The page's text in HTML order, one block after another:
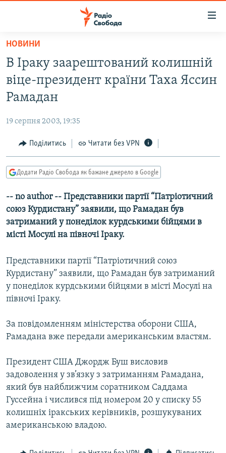
Перейти
основного
матеріалу
Перейти
до
основної
навігації
Перейти
до
пошуку
ВСЕ ЗА ДОБУ
СТАТТІ
ЕКОНОМІКА
СУСПІЛЬСТВО
УКРАЇНА
СВІТ
РОСІЙСЬКА «ФІЛЬТРАЦІЯ»
ДОНБАС.РЕАЛІЇ
ТИ ЯК?
СХЕМИ
КИТАЙ.ВИКЛИКИ
МУЛЬТИМЕДІА
СПЕЦПРОЄКТИ
ПОДКАСТИ
РУС
КТАТ
ДОЛУЧАЙСЯ!
НОВИНИ
В Іраку заарештований колишній
віце-президент країни Таха Яссин
Рамадан
19 серпня 2003, 19:35
Поділитись Читати без VPN
Додати Радіо Свобода як бажане джерело в Google
-- no author -- Представники партії “Патріотичний
союз Курдистану” заявили, що Рамадан був
затриманий у понеділок курдськими бійцями в
місті Мосулі на півночі Іраку.
Представники партії “Патріотичний союз
Курдистану” заявили, що Рамадан був затриманий
у понеділок курдськими бійцями в місті Мосулі на
півночі Іраку.
За повідомленням міністерства оборони США,
Рамадана вже передали американським властям.
Президент США Джордж Буш висловив
задоволення у зв’язку з затриманням Рамадана,
який був найближчим соратником Саддама
Гуссейна і числився під номером 20 у списку 55
колишніх іракських керівників, розшукуваних
американською владою.